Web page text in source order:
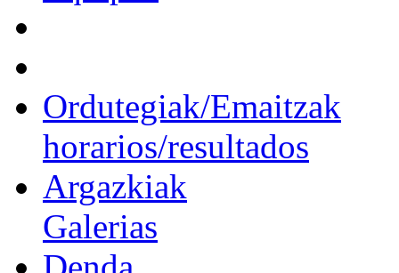
Ordutegiak/Emaitzak
horarios/resultados
Argazkiak
Galerias